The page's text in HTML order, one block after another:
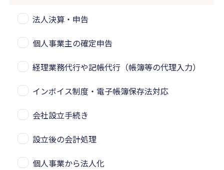
法人決算・申告
個人事業主の確定申告
経理業務代行や記帳代行（帳簿等の代理入力）
インボイス制度・電子帳簿保存法対応
会社設立手続き
設立後の会計処理
個人事業から法人化